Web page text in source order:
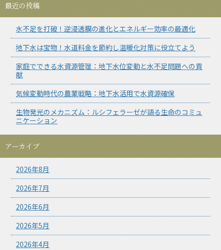
最近の投稿
水不足を打破！逆浸透膜の進化とエネルギー効率の最適化
地下水は宝物！水道料金を節約し温暖化対策に役立てよう
家庭でできる水資源管理：地下水位変動と水不足問題への貢
献
気候変動時代の農業戦略：地下水活用で水資源確保
生物発光のメカニズム：ルシフェラーゼが語る生命のコミュ
ニケーション
アーカイブ
2026年8月
2026年7月
2026年6月
2026年5月
2026年4月